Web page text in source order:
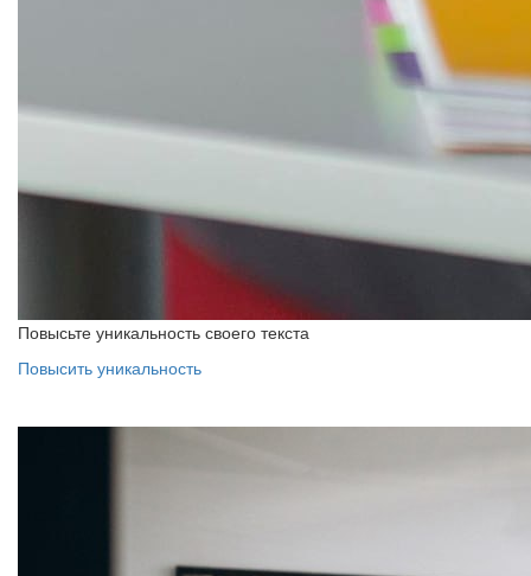
Повысьте уникальность своего текста
Повысить уникальность